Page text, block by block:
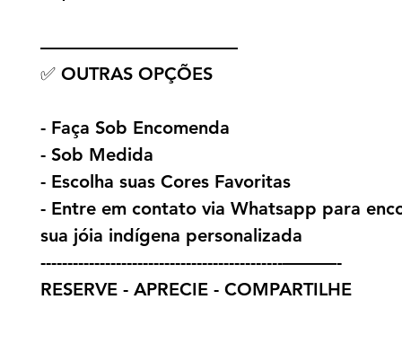
———————————
✅ OUTRAS OPÇÕES
- Faça Sob Encomenda
- Sob Medida
- Escolha suas Cores Favoritas
- Entre em contato via Whatsapp para
sua jóia indígena personalizada
---------------------------------------------———-
RESERVE - APRECIE - COMPARTILHE